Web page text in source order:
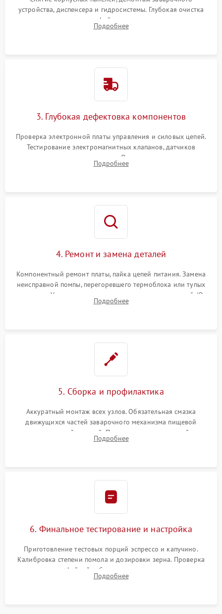
устройства, диспенсера и гидросистемы. Глубокая очистка
внутренних узлов от кофейных масел, жмыха и накипи.
Промывка дренажных каналов и фильтров с использованием
Подробнее
3. Глубокая дефектовка компонентов
Проверка электронной платы управления и силовых цепей.
Тестирование электромагнитных клапанов, датчиков
температуры и расходомера. Оценка степени износа
жерновов кофемолки, уплотнительных колец гидросистемы
Подробнее
4. Ремонт и замена деталей
Компонентный ремонт платы, пайка цепей питания. Замена
неисправной помпы, перегоревшего термоблока или тупых
жерновов. Установка новых силиконовых уплотнителей (O-
ring) и тефлоновых трубок для надежного устранения
Подробнее
5. Сборка и профилактика
Аккуратный монтаж всех узлов. Обязательная смазка
движущихся частей заварочного механизма пищевой
силиконовой смазкой. Проведение программной
декальцинации и очистки системы от кофейных масел.
Подробнее
6. Финальное тестирование и настройка
Приготовление тестовых порций эспрессо и капучино.
Калибровка степени помола и дозировки зерна. Проверка
плотности кофейной таблетки, температуры напитка и
качества молочной пены. Контроль отсутствия посторонних
Подробнее